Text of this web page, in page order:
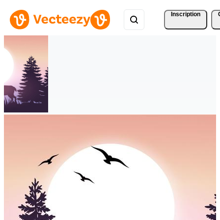
Inscription